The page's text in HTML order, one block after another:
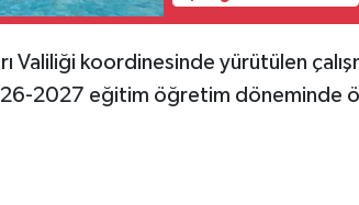
Valiliği koordinesinde yürütülen
2027 eğitim öğretim döneminde